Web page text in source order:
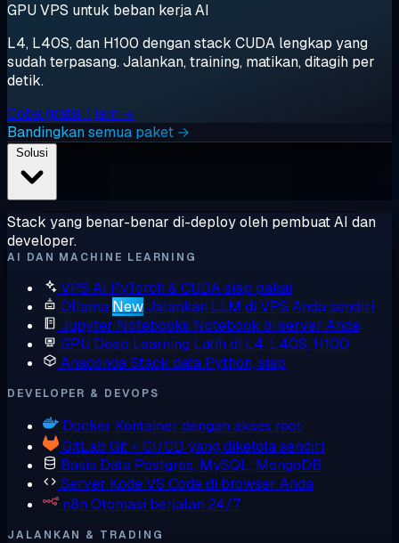
GPU VPS untuk beban kerja AI
L4, L40S, dan H100 dengan stack CUDA lengkap yang
sudah terpasang. Jalankan, training, matikan, ditagih per
detik.
Coba gratis 1 jam →
Bandingkan semua paket →
Stack yang benar-benar di-deploy oleh pembuat AI dan
developer.
AI DAN MACHINE LEARNING
VPS AI PyTorch & CUDA siap pakai
Ollama NewJalankan LLM di VPS Anda sendiri
Jupyter Notebooks Notebook di server Anda
GPU Deep Learning Latih di L4, L40S, H100
AnacondaStack data Python, siap
DEVELOPER & DEVOPS
Docker Kontainer dengan akses root
GitLab Git + CI/CD yang dikelola sendiri
Basis Data Postgres, MySQL, MongoDB
Server KodeVS Code di browser Anda
n8n Otomasi berjalan 24/7
JALANKAN & TRADING